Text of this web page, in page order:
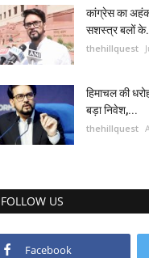
कांग्रेस का
सशस्त्र बलों
thehillquest
हिमाचल की
बड़ा निवेश,...
thehillquest
FOLLOW US
Facebook